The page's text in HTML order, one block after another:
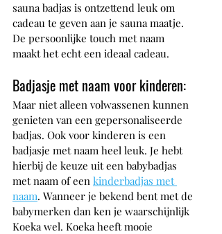
sauna badjas is ontzettend leuk om
cadeau te geven aan je sauna maatje.
De persoonlijke touch met naam
maakt het echt een ideaal cadeau.
Badjasje met naam voor kinderen:
Maar niet alleen volwassenen kunnen
genieten van een gepersonaliseerde
badjas. Ook voor kinderen is een
badjasje met naam heel leuk. Je hebt
hierbij de keuze uit een babybadjas
met naam of een kinderbadjas met
naam. Wanneer je bekend bent met de
babymerken dan ken je waarschijnlijk
Koeka wel. Koeka heeft mooie